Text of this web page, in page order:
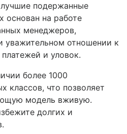
подержанные
основан на работе
менеджеров,
уважительном отношении к
и уловок.
более 1000
классов, что позволяет
модель вживую.
долгих и